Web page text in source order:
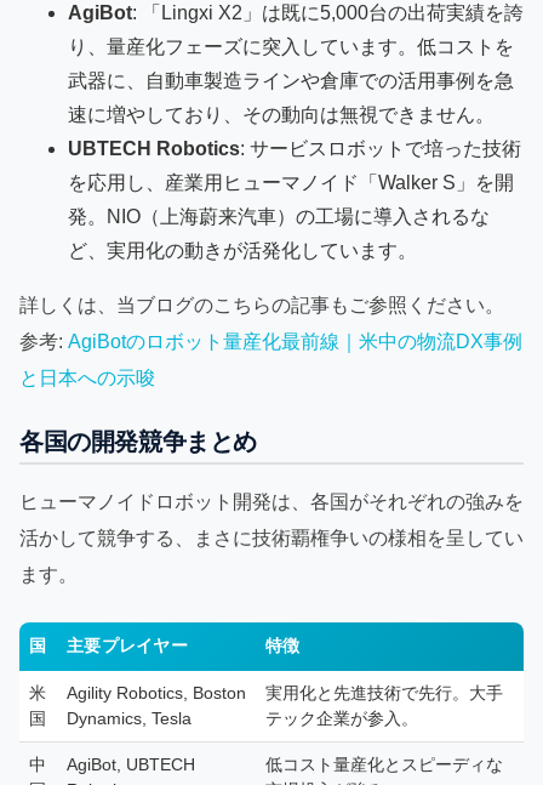
AgiBot: 「Lingxi X2」は既に5,000台の出荷実績を誇
り、量産化フェーズに突入しています。低コストを
武器に、自動車製造ラインや倉庫での活用事例を急
速に増やしており、その動向は無視できません。
UBTECH Robotics: サービスロボットで培った技術
を応用し、産業用ヒューマノイド「Walker S」を開
発。NIO（上海蔚来汽車）の工場に導入されるな
ど、実用化の動きが活発化しています。
詳しくは、当ブログのこちらの記事もご参照ください。
参考: AgiBotのロボット量産化最前線｜米中の物流DX事例
と日本への示唆
各国の開発競争まとめ
ヒューマノイドロボット開発は、各国がそれぞれの強みを
活かして競争する、まさに技術覇権争いの様相を呈してい
ます。
国 主要プレイヤー 特徴
米
国
Agility Robotics, Boston
Dynamics, Tesla
実用化と先進技術で先行。大手
テック企業が参入。
中
AgiBot, UBTECH
低コスト量産化とスピーディな